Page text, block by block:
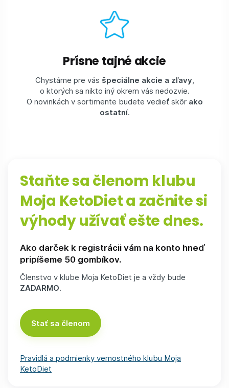
Prísne tajné akcie
Chystáme pre vás špeciálne akcie a zľavy,
o ktorých sa nikto iný okrem vás nedozvie.
O novinkách v sortimente budete vedieť skôrako
ostatní.
Staňte sa členom klubu
Moja KetoDiet a začnite si
výhody užívať ešte dnes.
Ako darček k registráciivám na konto hneď
pripíšeme 50 gombíkov.
Členstvo v klube Moja KetoDiet je a vždy bude
ZADARMO.
Stať sa členom
Pravidlá a podmienky vernostného klubu Moja
KetoDiet